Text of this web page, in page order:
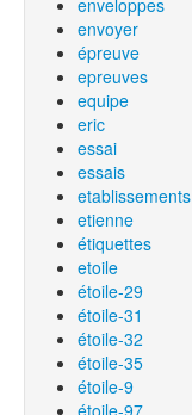
enveloppes
envoyer
épreuve
epreuves
equipe
eric
essai
essais
etablissements
etienne
étiquettes
etoile
étoile-29
étoile-31
étoile-32
étoile-35
étoile-9